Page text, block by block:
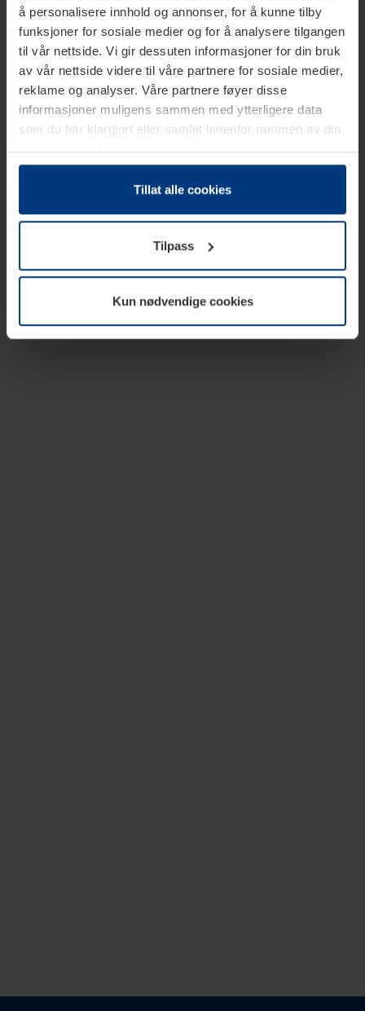
å personalisere innhold og annonser, for å kunne tilby
funksjoner for sosiale medier og for å analysere tilgangen
til vår nettside. Vi gir dessuten informasjoner for din bruk
av vår nettside videre til våre partnere for sosiale medier,
reklame og analyser. Våre partnere føyer disse
informasjoner muligens sammen med ytterligere data
som du har klargjort eller samlet innenfor rammen av din
bruk av tjenestene.
Etter loven kan vi lagre informasjonskapsler på din
datamaskin, hvis disse er absolutt nødvendig for drift av
trenger vi din tillatelse. Du kan når som helst endre eller
tilbakekalle ditt samtykke i forklaringen av
informasjonskapselen på sidenPersonvernerklæringpå
Tillat alle cookies
Tilpass
Kun nødvendige cookies